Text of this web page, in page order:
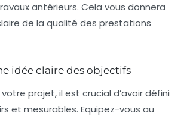
antérieurs. Cela vous donnera
de la qualité des prestations
idée claire des objectifs
projet, il est crucial d’avoir défini
et mesurables. Equipez-vous au